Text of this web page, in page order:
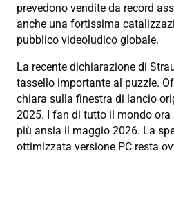
prevedono vendite da record
anche una fortissima
pubblico videoludico globale.
La recente dichiarazione di
tassello importante al puzzle.
chiara sulla finestra di lancio
2025. I fan di tutto il mondo
più ansia il maggio 2026. La
ottimizzata versione PC resta